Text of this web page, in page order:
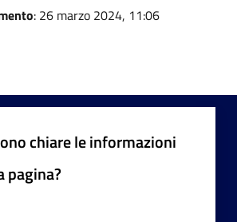
: 26 marzo 2024, 11:06
chiare le informazioni
pagina?